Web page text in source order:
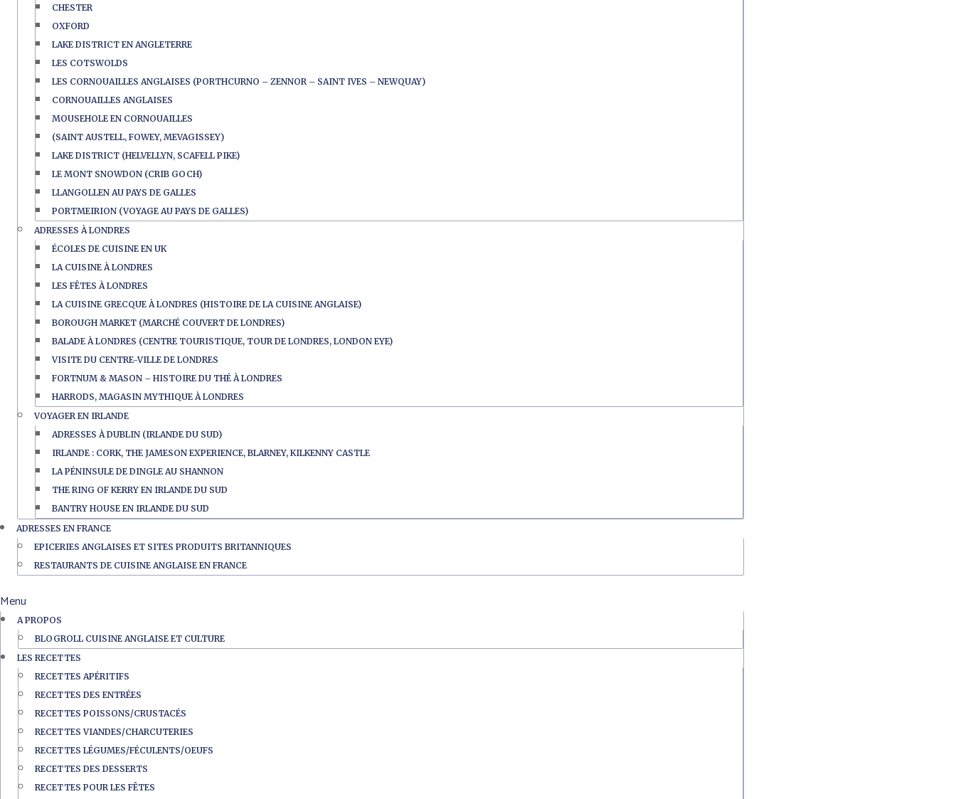
CHESTER
OXFORD
LAKE DISTRICT EN ANGLETERRE
LES COTSWOLDS
LES CORNOUAILLES ANGLAISES (PORTHCURNO – ZENNOR – SAINT IVES – NEWQUAY)
CORNOUAILLES ANGLAISES
MOUSEHOLE EN CORNOUAILLES
(SAINT AUSTELL, FOWEY, MEVAGISSEY)
LAKE DISTRICT (HELVELLYN, SCAFELL PIKE)
LE MONT SNOWDON (CRIB GOCH)
LLANGOLLEN AU PAYS DE GALLES
PORTMEIRION (VOYAGE AU PAYS DE GALLES)
ADRESSES À LONDRES
ÉCOLES DE CUISINE EN UK
LA CUISINE À LONDRES
LES FÊTES À LONDRES
LA CUISINE GRECQUE À LONDRES (HISTOIRE DE LA CUISINE ANGLAISE)
BOROUGH MARKET (MARCHÉ COUVERT DE LONDRES)
BALADE À LONDRES (CENTRE TOURISTIQUE, TOUR DE LONDRES, LONDON EYE)
VISITE DU CENTRE-VILLE DE LONDRES
FORTNUM & MASON – HISTOIRE DU THÉ À LONDRES
HARRODS, MAGASIN MYTHIQUE À LONDRES
VOYAGER EN IRLANDE
ADRESSES À DUBLIN (IRLANDE DU SUD)
IRLANDE : CORK, THE JAMESON EXPERIENCE, BLARNEY, KILKENNY CASTLE
LA PÉNINSULE DE DINGLE AU SHANNON
THE RING OF KERRY EN IRLANDE DU SUD
BANTRY HOUSE EN IRLANDE DU SUD
ADRESSES EN FRANCE
EPICERIES ANGLAISES ET SITES PRODUITS BRITANNIQUES
RESTAURANTS DE CUISINE ANGLAISE EN FRANCE
Menu
A PROPOS
BLOGROLL CUISINE ANGLAISE ET CULTURE
LES RECETTES
RECETTES APÉRITIFS
RECETTES DES ENTRÉES
RECETTES POISSONS/CRUSTACÉS
RECETTES VIANDES/CHARCUTERIES
RECETTES LÉGUMES/FÉCULENTS/OEUFS
RECETTES DES DESSERTS
RECETTES POUR LES FÊTES